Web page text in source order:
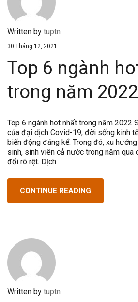
Written by tuptn
30 Tháng 12, 2021
Top 6 ngành
trong năm 2022
Top 6 ngành hot nhất trong năm 2022
của đại dịch Covid-19, đời sống kinh
biến động đáng kể. Trong đó, xu
sinh, sinh viên cả nước trong năm qua
đổi rõ rệt. Dịch
CONTINUE READING
Written by tuptn